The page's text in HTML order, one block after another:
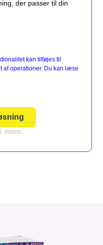
der passer til din
kan tilføjes til
af operationer. Du kan læse
moms.